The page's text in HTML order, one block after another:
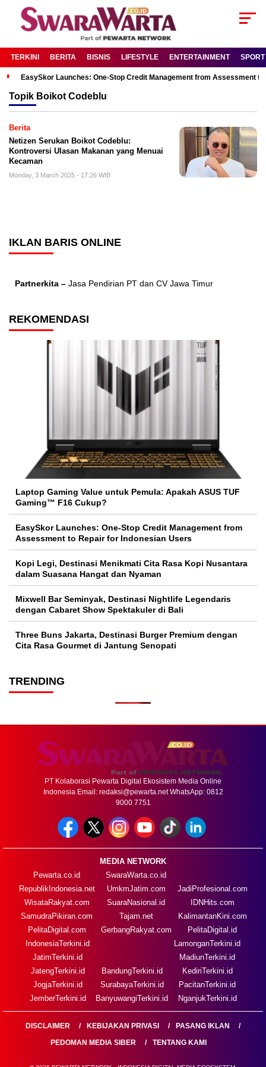
TERKINI BERITA BISNIS LIFESTYLE ENTERTAINMENT SPORT
EasySkor Launches: One-Stop Credit Management from Assessment
Topik Boikot Codeblu
Berita
Netizen Serukan Boikot Codeblu:
Kontroversi Ulasan Makanan yang Menuai
Kecaman
Monday, 3 March 2025 - 17:26 WIB
IKLAN BARIS ONLINE
Partnerkita – Jasa Pendirian PT dan CV Jawa Timur
REKOMENDASI
Laptop Gaming Value untuk Pemula: Apakah ASUS TUF
Gaming™ F16 Cukup?
EasySkor Launches: One-Stop Credit Management from
Assessment to Repair for Indonesian Users
Kopi Legi, Destinasi Menikmati Cita Rasa Kopi Nusantara
dalam Suasana Hangat dan Nyaman
Mixwell Bar Seminyak, Destinasi Nightlife Legendaris
dengan Cabaret Show Spektakuler di Bali
Three Buns Jakarta, Destinasi Burger Premium dengan
Cita Rasa Gourmet di Jantung Senopati
TRENDING
PT Kolaborasi Pewarta Digital Ekosistem Media Online
Indonesia Email: redaksi@pewarta.netWhatsApp: 0812
9000 7751
MEDIA NETWORK
Pewarta.co.id
RepublikIndonesia.net
WisataRakyat.com
SamudraPikiran.com
PelitaDigital.com
SwaraWarta.co.id
UmkmJatim.com
SuaraNasional.id
Tajam.net
GerbangRakyat.com
JadiProfesional.com
IDNHits.com
KalimantanKini.com
PelitaDigital.id
IndonesiaTerkini.id
JatimTerkini.id
JatengTerkini.id
JogjaTerkini.id
JemberTerkini.id
BandungTerkini.id
SurabayaTerkini.id
BanyuwangiTerkini.id
LamonganTerkini.id
MadiunTerkini.id
KediriTerkini.id
PacitanTerkini.id
NganjukTerkini.id
DISCLAIMER KEBIJAKAN PRIVASI
PASANG IKLAN
PEDOMAN MEDIA SIBER
TENTANG KAMI